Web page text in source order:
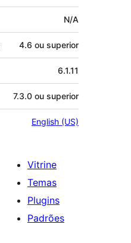
N/A
4.6 ou superior
6.1.11
7.3.0 ou superior
English (US)
Vitrine
Temas
Plugins
Padrões